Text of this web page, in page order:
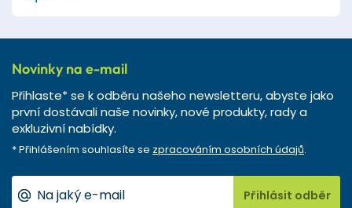
Novinky na e-mail
Přihlaste* se k odběru našeho newsletteru, abyste jako
první dostávali naše novinky, nové produkty, rady a
exkluzivní nabídky.
* Přihlášením souhlasíte se zpracováním osobních údajů.
Přihlásit odběr